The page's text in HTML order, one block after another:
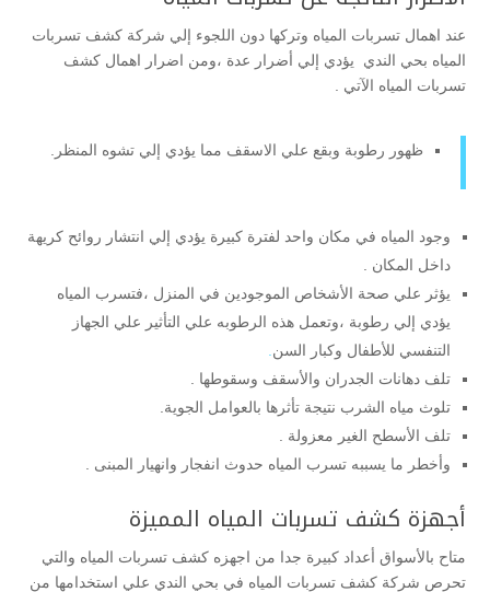
عند اهمال تسربات المياه وتركها دون اللجوء إلي شركة كشف تسربات
المياه بحي الندي يؤدي إلي أضرار عدة ،ومن اضرار اهمال كشف
تسربات المياه الآتي .
ظهور رطوبة وبقع علي الاسقف مما يؤدي إلي تشوه المنظر.
وجود المياه في مكان واحد لفترة كبيرة يؤدي إلي انتشار روائح كريهة
داخل المكان .
يؤثر علي صحة الأشخاص الموجودين في المنزل ،فتسرب المياه
يؤدي إلي رطوبة ،وتعمل هذه الرطوبه علي التأثير علي الجهاز
التنفسي للأطفال وكبار السن
تلف دهانات الجدران والأسقف وسقوطها .
تلوث مياه الشرب نتيجة تأثرها بالعوامل الجوية.
تلف الأسطح الغير معزولة .
وأخطر ما يسببه تسرب المياه حدوث انفجار وانهيار المبنى .
أجهزة كشف تسربات المياه المميزة
متاح بالأسواق أعداد كبيرة جدا من اجهزه كشف تسربات المياه والتي
تحرص شركة كشف تسربات المياه في بحي الندي علي استخدامها من